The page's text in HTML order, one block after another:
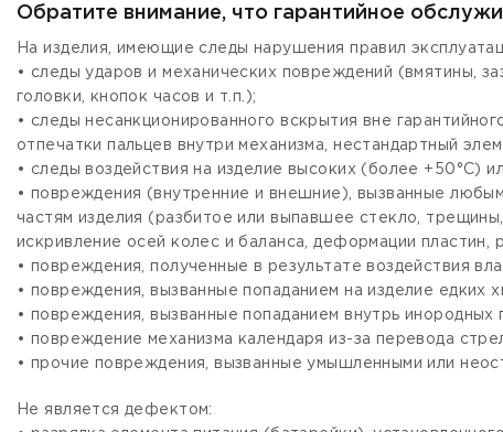
Обратите внимание, что гарантийное
На изделия, имеющие следы нарушения правил
• следы ударов и механических повреждений (вмятины,
головки, кнопок часов и т.п.);
• следы несанкционированного вскрытия вне
отпечатки пальцев внутри механизма, нестандартный
• следы воздействия на изделие высоких (более +50°С)
• повреждения (внутренние и внешние), вызванные
частям изделия (разбитое или выпавшее стекло,
искривление осей колес и баланса, деформации
• повреждения, полученные в результате воздействия
• повреждения, вызванные попаданием на изделие едких
• повреждения, вызванные попаданием внутрь
• повреждение механизма календаря из-за перевода
• прочие повреждения, вызванные умышленными или
Не является дефектом: